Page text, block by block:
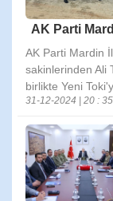
AK Parti
AK Parti Mardin
sakinlerinden Ali
birlikte Yeni
31-12-2024 | 20 :